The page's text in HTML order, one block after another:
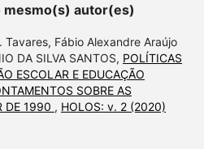
mesmo(s) autor(es)
Fábio Alexandre Araújo
DA SILVA SANTOS, POLÍTICAS
ESCOLAR E EDUCAÇÃO
SOBRE AS
DE 1990 , HOLOS: v. 2 (2020)